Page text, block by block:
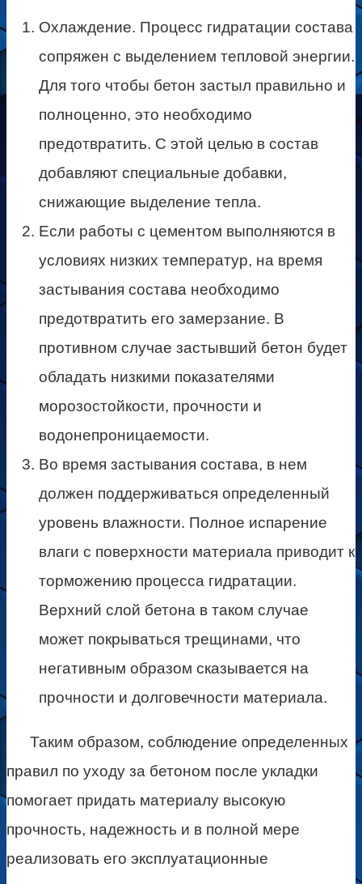
Охлаждение. Процесс гидратации состава
сопряжен с выделением тепловой энергии.
Для того чтобы бетон застыл правильно и
полноценно, это необходимо
предотвратить. С этой целью в состав
добавляют специальные добавки,
снижающие выделение тепла.
Если работы с цементом выполняются в
условиях низких температур, на время
застывания состава необходимо
предотвратить его замерзание. В
противном случае застывший бетон будет
обладать низкими показателями
морозостойкости, прочности и
водонепроницаемости.
Во время застывания состава, в нем
должен поддерживаться определенный
уровень влажности. Полное испарение
влаги с поверхности материала приводит к
торможению процесса гидратации.
Верхний слой бетона в таком случае
может покрываться трещинами, что
негативным образом сказывается на
прочности и долговечности материала.
Таким образом, соблюдение определенных
правил по уходу за бетоном после укладки
помогает придать материалу высокую
прочность, надежность и в полной мере
реализовать его эксплуатационные